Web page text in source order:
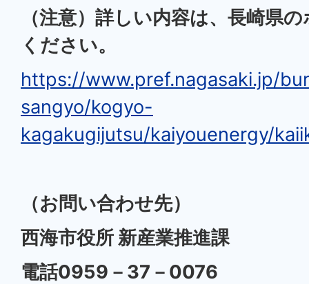
（注意）詳しい内容は、長崎県
ください。
https://www.pref.nagasaki.jp/
sangyo/kogyo-
kagakugijutsu/kaiyouenergy/
（お問い合わせ先）
西海市役所 新産業推進課
電話0959－37－0076